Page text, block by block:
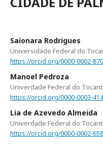
Saionara Rodrigues
Universidade Federal do
https://orcid.org/0000-0002-
Manoel Pedroza
Univerdade Federal do
https://orcid.org/0000-0003-
Lia de Azevedo Almeida
Univerdade Federal do
https://orcid.org/0000-0002-